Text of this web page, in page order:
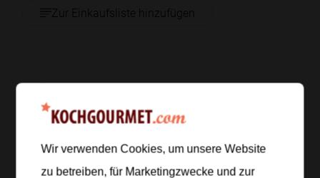
Zur Einkaufsliste hinzufügen
Zubereitung
Schritt 1/6
Die Litschis schälen, entkernen und das
Fruchtfleisch grob zerteilen. Die Limette
Wir verwenden Cookies, um unsere Website
zu betreiben, für Marketingzwecke und zur